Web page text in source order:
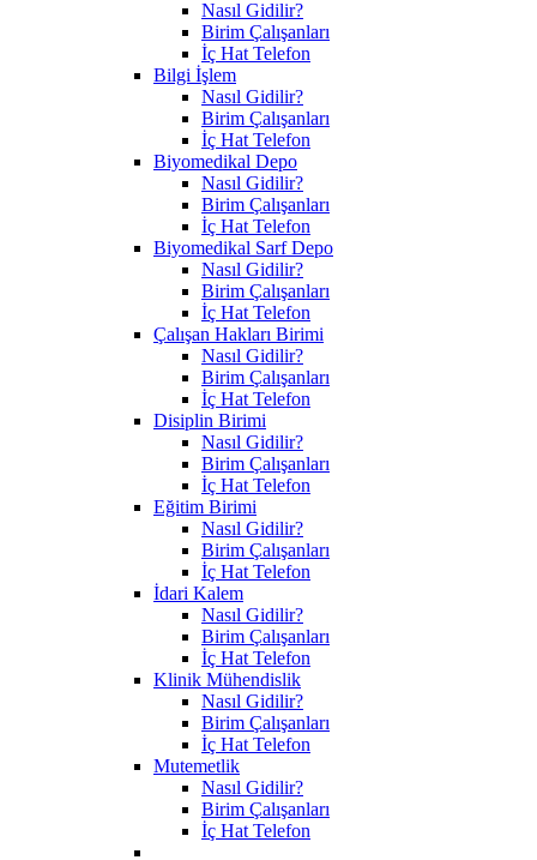
Nasıl Gidilir?
Birim Çalışanları
İç Hat Telefon
Bilgi İşlem
Nasıl Gidilir?
Birim Çalışanları
İç Hat Telefon
Biyomedikal Depo
Nasıl Gidilir?
Birim Çalışanları
İç Hat Telefon
Biyomedikal Sarf Depo
Nasıl Gidilir?
Birim Çalışanları
İç Hat Telefon
Çalışan Hakları Birimi
Nasıl Gidilir?
Birim Çalışanları
İç Hat Telefon
Disiplin Birimi
Nasıl Gidilir?
Birim Çalışanları
İç Hat Telefon
Eğitim Birimi
Nasıl Gidilir?
Birim Çalışanları
İç Hat Telefon
İdari Kalem
Nasıl Gidilir?
Birim Çalışanları
İç Hat Telefon
Klinik Mühendislik
Nasıl Gidilir?
Birim Çalışanları
İç Hat Telefon
Mutemetlik
Nasıl Gidilir?
Birim Çalışanları
İç Hat Telefon